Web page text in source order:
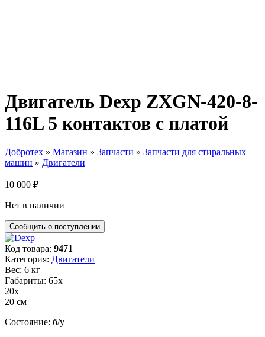
Двигатель Dexp ZXGN-420-8-
116L 5 контактов с платой
Добротех » Магазин » Запчасти » Запчасти для стиральных
машин » Двигатели
10 000 ₽
Нет в наличии
Код товара: 9471
Категория: Двигатели
Вес: 6 кг
Габариты: 65х
20х
20 см
Состояние: б/у